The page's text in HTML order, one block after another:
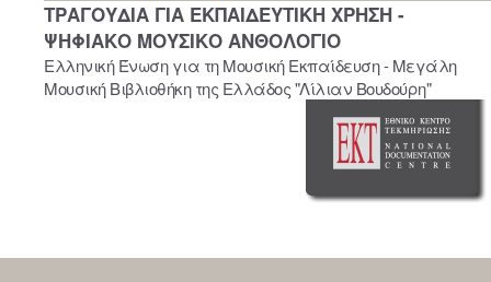
ΤΡΑΓΟΥΔΙΑ ΓΙΑ ΕΚΠΑΙΔΕΥΤΙΚΗ ΧΡΗΣΗ -
ΨΗΦΙΑΚΟ ΜΟΥΣΙΚΟ ΑΝΘΟΛΟΓΙΟ
Ελληνική Ένωση για τη Μουσική Εκπαίδευση - Μεγάλη
Μουσική Βιβλιοθήκη της Ελλάδος "Λίλιαν Βουδούρη"